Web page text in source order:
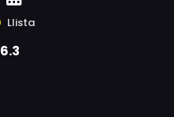
Llista
6.3